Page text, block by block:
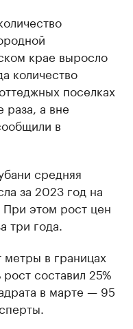
крае выросло
количество
поселках
раза, а вне
в
средняя
за 2023 год на
При этом рост цен
три года.
в границах
составил 25%
в марте — 95